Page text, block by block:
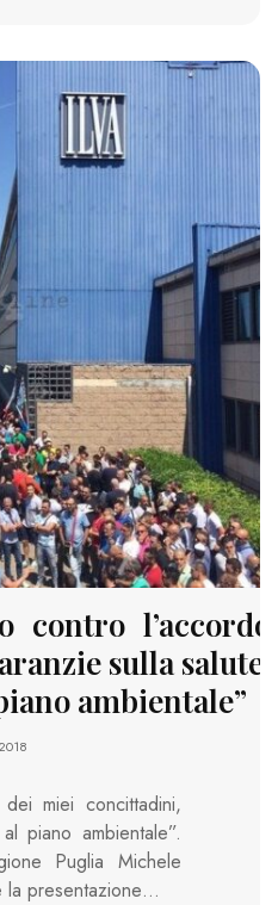
contro l’accordo
sulla salute,
ambientale”
dei miei concittadini,
piano ambientale”.
Puglia Michele
la presentazione…